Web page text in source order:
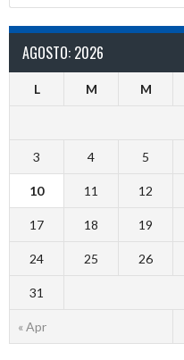
AGOSTO: 2026
L M M
« Apr
3 4 5
10 11 12
17 18 19
24 25 26
31